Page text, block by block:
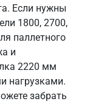
Если нужны
1800, 2700,
паллетного
и
2220 мм
нагрузками.
забрать